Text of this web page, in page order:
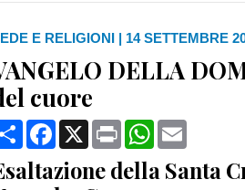
E RELIGIONI | 14 SETTEMBRE
DELLA
cuore
CondividiFacebook
X Print WhatsApp
della Santa